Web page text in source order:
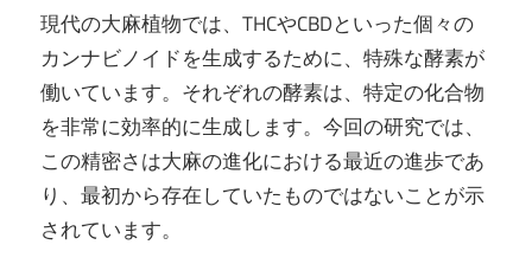
現代の大麻植物では、THCやCBDといった個々の
カンナビノイドを生成するために、特殊な酵素が
働いています。それぞれの酵素は、特定の化合物
を非常に効率的に生成します。今回の研究では、
この精密さは大麻の進化における最近の進歩であ
り、最初から存在していたものではないことが示
されています。